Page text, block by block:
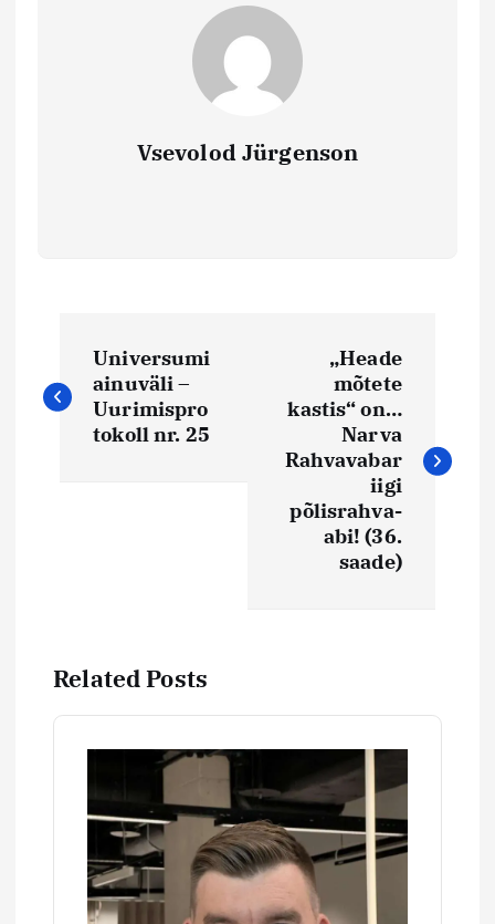
Vsevolod Jürgenson
a
e
r
Universumi
ainuväli –
Uurimispro
tokoll nr. 25
„Heade
mõtete
kastis“ on…
Narva
Rahvavabar
iigi
põlisrahva-
abi! (36.
saade)
Related Posts